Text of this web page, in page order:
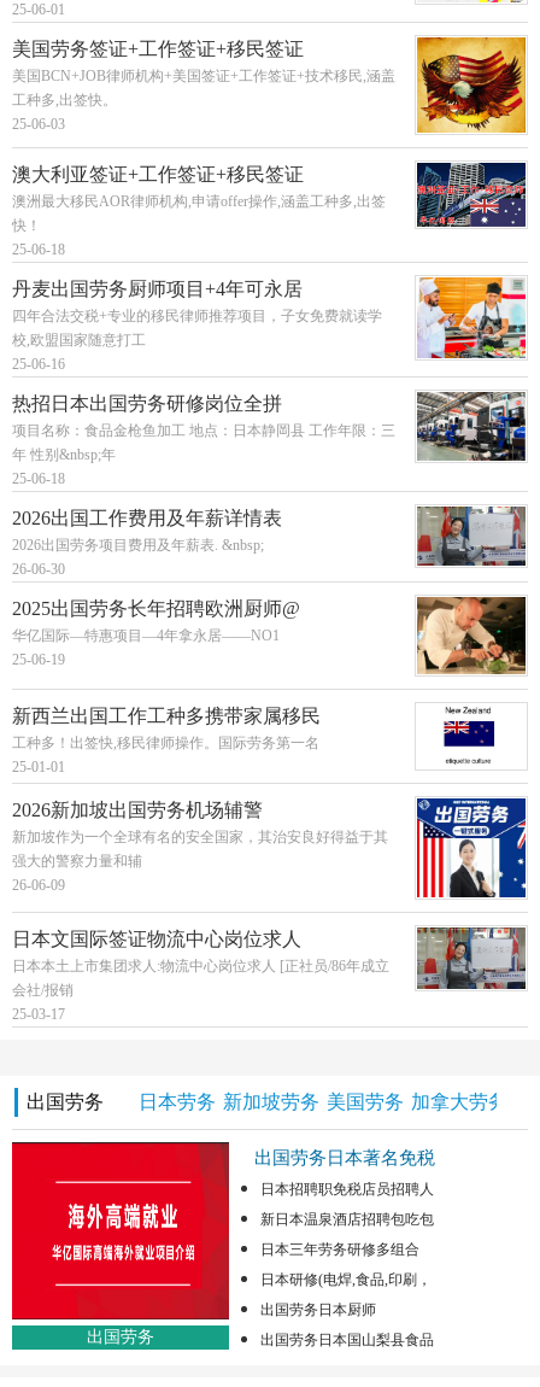
25-06-01
美国劳务签证+工作签证+移民签证
美国BCN+JOB律师机构+美国签证+工作签证+技术移民,涵盖
工种多,出签快。
25-06-03
澳大利亚签证+工作签证+移民签证
澳洲最大移民AOR律师机构,申请offer操作,涵盖工种多,出签
快！
25-06-18
丹麦出国劳务厨师项目+4年可永居
四年合法交税+专业的移民律师推荐项目，子女免费就读学
校,欧盟国家随意打工
25-06-16
热招日本出国劳务研修岗位全拼
项目名称：食品金枪鱼加工 地点：日本静岡县 工作年限：三
年 性别&nbsp;年
25-06-18
2026出国工作费用及年薪详情表
2026出国劳务项目费用及年薪表. &nbsp;
26-06-30
2025出国劳务长年招聘欧洲厨师@
华亿国际—特惠项目—4年拿永居——NO1
25-06-19
新西兰出国工作工种多携带家属移民
工种多！出签快,移民律师操作。国际劳务第一名
25-01-01
2026新加坡出国劳务机场辅警
新加坡作为一个全球有名的安全国家，其治安良好得益于其
强大的警察力量和辅
26-06-09
日本文国际签证物流中心岗位求人
日本本土上市集团求人:物流中心岗位求人 [正社员/86年成立
会社/报销
25-03-17
出国劳务 日本劳务 新加坡劳务 美国劳务 加拿大劳务
出国劳务
出国劳务日本著名免税
日本招聘职免税店员招聘人
新日本温泉酒店招聘包吃包
日本三年劳务研修多组合
日本研修(电焊,食品,印刷，
出国劳务日本厨师
出国劳务日本国山梨县食品